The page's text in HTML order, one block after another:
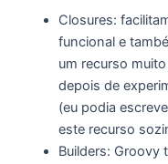
Closures:
funcional e
um recurso
depois de
(eu podia
este recurso
Builders: Groovy